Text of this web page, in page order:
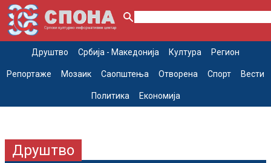
Друштво Србија - Македонија Култура Регион
Репортаже Мозаик Саопштења Отворена Спорт Вести
Политика Економија
Друштво